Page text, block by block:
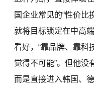
国企业常见的“性价比
就将目标锁定在中高
看好，“靠品牌、靠科
觉得不可能”。但他没
而是直接进入韩国、